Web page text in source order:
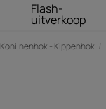
Flash-
uitverkoop
Konijnenhok - Kippenhok